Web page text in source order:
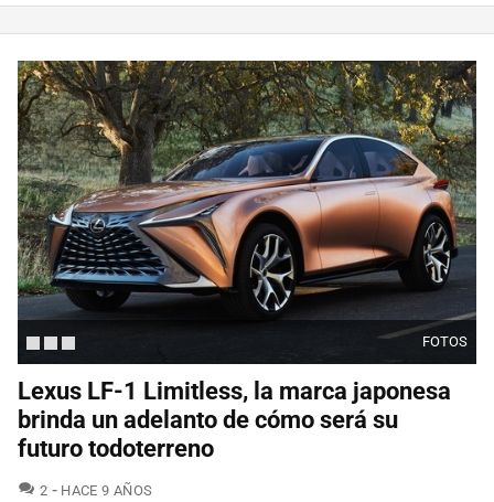
FOTOS
Lexus LF-1 Limitless, la marca japonesa
brinda un adelanto de cómo será su
futuro todoterreno
2 COMENTARIOS
HACE 9 AÑOS